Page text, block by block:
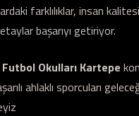
farklılıklar, insan
başarıyı getiriyor.
Okulları Kartepe
ahlaklı sporcuları